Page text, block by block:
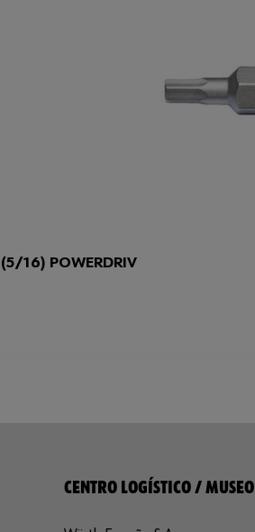
16) POWERDRIV
CENTRO LOGÍSTICO / MUSEO